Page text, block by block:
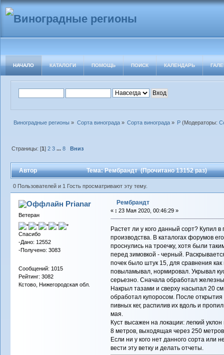
НАЧАЛО КАТАЛОГИ ПОМОЩЬ ПОИСК КАЛЕНДАРЬ
Виноградные регионы » Сорта винограда» Сорта винограда» Р (Модераторы:
Страницы: [1]2 3 ...8 Вниз
Автор Тема: Рембрандт (Прочитано 13152 раз)
0 Пользователей и 1 Гость просматривают эту тему.
Prianar
Ветеран
Спасибо
-Дано: 12552
-Получено: 3083
Сообщений: 1015
Рейтинг: 3082
Кстово, Нижегородская обл.
Рембрандт
« : 23 Мая 2020, 00:46:29 »
Растет ли у кого данный сорт? Купил
производства. В каталогах форумов
проснулись на троечку, хотя были
перед зимовкой - черный.
почек было штук 15, для сравнения
повыламывал, нормировал. Укрывал
серьезно. Сначала обработал
Накрыл тазами и сверху насыпал 20
обработал купоросом. После
пивных кег, распилив их вдоль и
мая.
Куст высажен на локации: легкий
8 метров, выходящая через 250
Если ни у кого нет данного сорта
вести эту ветку и делать отчеты.